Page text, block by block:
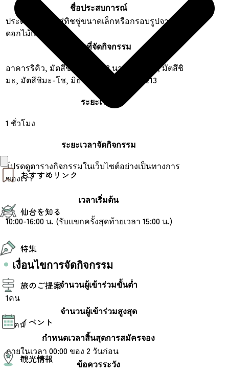
おすすめリンク
モデルコース
エリアガイド
お得なチケット
仙台を知る
エリアガイド
復興に向けて
仙台観光PR動画ライブラリー
仙台から行く東北周遊旅
伝統的工芸品
特集
夜時間トピックス
旅のご提案
モデルコース
AIおまかせコース
オリジナルプラン
みんなの旅行記
イベント
イベント情報
その他イベント情報（音楽・展示会）
観光情報
ชื่อประสบการณ์
ประดิษฐ์กล่องใส่ทิชชู่ขนาดเล็กหรือกรอบรูปจาก
ดอกไม้แห้ง
สถานที่จัดกิจกรรม
อาคารริคิว, มัตสึชิมะ ริคิว, 18 นามิอุจิฮามะ, มัตสึชิ
มะ, มัตสึชิมะ-โช, มิยากิกุน, มิยางิ 981-0213
ระยะเวลา
1 ชั่วโมง
ระยะเวลาจัดกิจกรรม
โปรดดูตารางกิจกรรมในเว็บไซต์อย่างเป็นทางการ
ของเรา
เวลาเริ่มต้น
10:00-16:00 น. (รับแขกครั้งสุดท้ายเวลา 15:00 น.)
เงื่อนไขการจัดกิจกรรม
จำนวนผู้เข้าร่วมขั้นต่ำ
1คน
จำนวนผู้เข้าร่วมสูงสุด
20คน
กำหนดเวลาสิ้นสุดการสมัครจอง
ภายในเวลา 00:00 ของ 2 วันก่อน
ข้อควรระวัง